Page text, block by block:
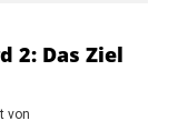
2: Das Ziel
von